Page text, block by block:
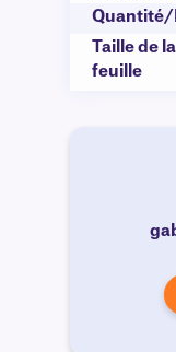
Quantité/
Taille de la
feuille